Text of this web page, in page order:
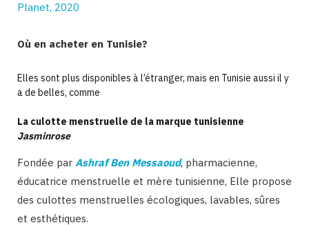
Planet, 2020
Où en acheter en Tunisie?
Elles sont plus disponibles à l’étranger, mais en Tunisie aussi il y
a de belles, comme
La culotte menstruelle de la marque tunisienne
Jasminrose
Fondée par Ashraf Ben Messaoud, pharmacienne,
éducatrice menstruelle et mère tunisienne, Elle propose
des culottes menstruelles écologiques, lavables, sûres
et esthétiques.